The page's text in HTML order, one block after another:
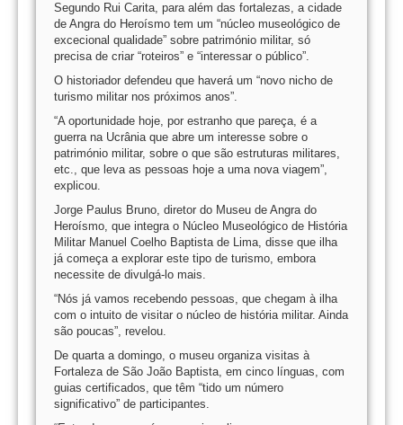
Segundo Rui Carita, para além das fortalezas, a cidade
de Angra do Heroísmo tem um “núcleo museológico de
excecional qualidade” sobre património militar, só
precisa de criar “roteiros” e “interessar o público”.
O historiador defendeu que haverá um “novo nicho de
turismo militar nos próximos anos”.
“A oportunidade hoje, por estranho que pareça, é a
guerra na Ucrânia que abre um interesse sobre o
património militar, sobre o que são estruturas militares,
etc., que leva as pessoas hoje a uma nova viagem”,
explicou.
Jorge Paulus Bruno, diretor do Museu de Angra do
Heroísmo, que integra o Núcleo Museológico de História
Militar Manuel Coelho Baptista de Lima, disse que ilha
já começa a explorar este tipo de turismo, embora
necessite de divulgá-lo mais.
“Nós já vamos recebendo pessoas, que chegam à ilha
com o intuito de visitar o núcleo de história militar. Ainda
são poucas”, revelou.
De quarta a domingo, o museu organiza visitas à
Fortaleza de São João Baptista, em cinco línguas, com
guias certificados, que têm “tido um número
significativo” de participantes.